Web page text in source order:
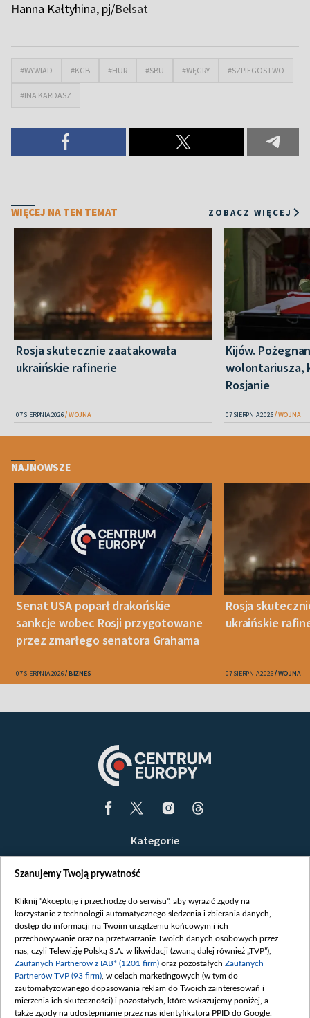
Hanna Kałtyhina, pj/Belsat
#WYWIAD #KGB #HUR #SBU #WĘGRY #SZPIEGOSTWO
#INA KARDASZ
WIĘCEJ NA TEN TEMAT ZOBACZ WIĘCEJ
Rosja skutecznie zaatakowała
ukraińskie rafinerie
07 SIERPNIA 2026 WOJNA
Kijów.
wolontariusza,
Rosjanie
07 SIERPNIA 2026 WOJNA
NAJNOWSZE
Senat USA poparł drakońskie
sankcje wobec Rosji przygotowane
przez zmarłego senatora Grahama
07 SIERPNIA 2026 BIZNES
Rosja
ukraińskie
07 SIERPNIA 2026 WOJNA
Kategorie
Opinie
Białoruś / Polska
Czytelnia
Centrum Europy
O nas
Kontakt
Szanujemy Twoją prywatność
Kliknij "Akceptuję i przechodzę do serwisu", aby wyrazić zgody na
korzystanie z technologii automatycznego śledzenia i zbierania danych,
dostęp do informacji na Twoim urządzeniu końcowym i ich
przechowywanie oraz na przetwarzanie Twoich danych osobowych przez
nas, czyli Telewizję Polską S.A. w likwidacji (zwaną dalej również „TVP”),
Zaufanych Partnerów z IAB* (1201 firm) oraz pozostałych Zaufanych
Partnerów TVP (93 firm) , w celach marketingowych (w tym do
zautomatyzowanego dopasowania reklam do Twoich zainteresowań i
mierzenia ich skuteczności) i pozostałych, które wskazujemy poniżej, a
także zgody na udostępnianie przez nas identyfikatora PPID do Google.